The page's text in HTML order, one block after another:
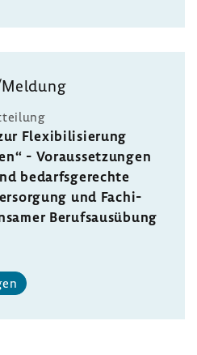
Flexi­bi­li­sie­rung
- Voraus­set­zungen
bedarfs­ge­rechte
und Fach­i­
Berufs­aus­übung